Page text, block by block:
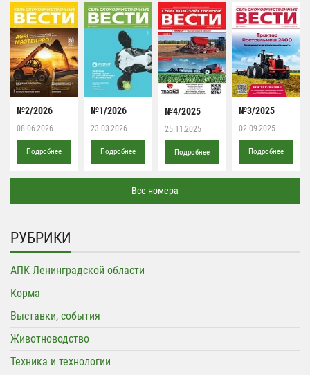
№2/2026
08.06.2026
Подробнее
№1/2026
23.03.2026
Подробнее
№4/2025
25.11.2025
Подробнее
№3/2025
02.09.2025
Подробнее
Все номера
РУБРИКИ
АПК Ленинградской области
Корма
Выставки, события
Животноводство
Техника и технологии